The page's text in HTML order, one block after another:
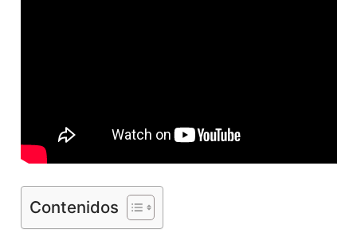
Contenidos